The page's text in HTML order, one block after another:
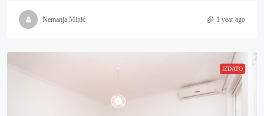
Nemanja Minić 1 year ago
IZDATO